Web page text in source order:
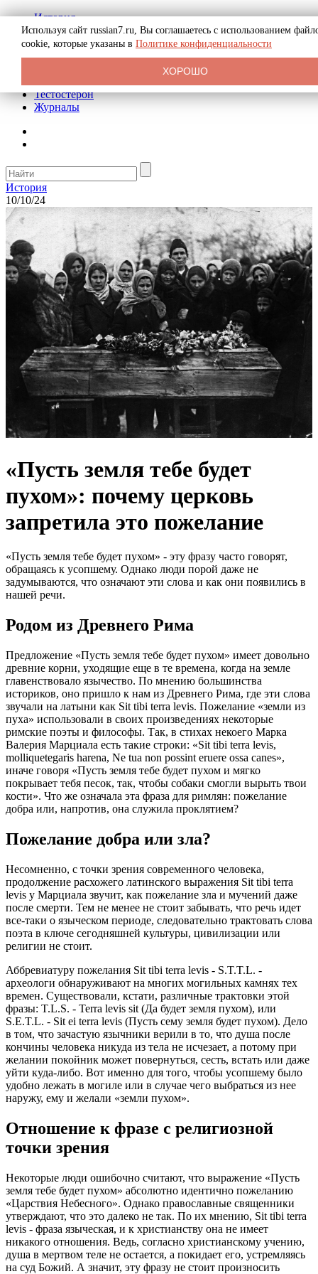
История
Биография
Криминал
Реклама на сайте
Тестостерон
Журналы
История
10/10/24
«Пусть земля тебе будет
пухом»: почему церковь
запретила это пожелание
«Пусть земля тебе будет пухом» - эту фразу часто говорят,
обращаясь к усопшему. Однако люди порой даже не
задумываются, что означают эти слова и как они появились в
нашей речи.
Родом из Древнего Рима
Предложение «Пусть земля тебе будет пухом» имеет довольно
древние корни, уходящие еще в те времена, когда на земле
главенствовало язычество. По мнению большинства
историков, оно пришло к нам из Древнего Рима, где эти слова
звучали на латыни как Sit tibi terra levis. Пожелание «земли из
пуха» использовали в своих произведениях некоторые
римские поэты и философы. Так, в стихах некоего Марка
Валерия Марциала есть такие строки: «Sit tibi terra levis,
molliquetegaris harena, Ne tua non possint eruere ossa canes»,
иначе говоря «Пусть земля тебе будет пухом и мягко
покрывает тебя песок, так, чтобы собаки смогли вырыть твои
кости». Что же означала эта фраза для римлян: пожелание
добра или, напротив, она служила проклятием?
Пожелание добра или зла?
Несомненно, с точки зрения современного человека,
продолжение расхожего латинского выражения Sit tibi terra
levis у Марциала звучит, как пожелание зла и мучений даже
после смерти. Тем не менее не стоит забывать, что речь идет
все-таки о языческом периоде, следовательно трактовать слова
поэта в ключе сегодняшней культуры, цивилизации или
религии не стоит.
Аббревиатуру пожелания Sit tibi terra levis - S.T.T.L. -
археологи обнаруживают на многих могильных камнях тех
времен. Существовали, кстати, различные трактовки этой
фразы: T.L.S. - Terra levis sit (Да будет земля пухом), или
S.E.T.L. - Sit ei terra levis (Пусть сему земля будет пухом). Дело
в том, что зачастую язычники верили в то, что душа после
кончины человека никуда из тела не исчезает, а потому при
желании покойник может повернуться, сесть, встать или даже
уйти куда-либо. Вот именно для того, чтобы усопшему было
удобно лежать в могиле или в случае чего выбраться из нее
наружу, ему и желали «земли пухом».
Отношение к фразе с религиозной
точки зрения
Некоторые люди ошибочно считают, что выражение «Пусть
земля тебе будет пухом» абсолютно идентично пожеланию
«Царствия Небесного». Однако православные священники
утверждают, что это далеко не так. По их мнению, Sit tibi terra
levis - фраза языческая, и к христианству она не имеет
никакого отношения. Ведь, согласно христианскому учению,
душа в мертвом теле не остается, а покидает его, устремляясь
на суд Божий. А значит, эту фразу не стоит произносить
Используя сайт russian7.ru, Вы соглашаетесь с использованием
cookie, которые указаны в Политике конфиденциальности
ХОРОШО